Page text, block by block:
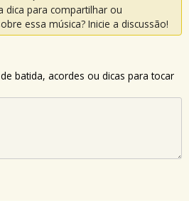
dica para compartilhar ou
essa música? Inicie a discussão!
batida, acordes ou dicas para tocar